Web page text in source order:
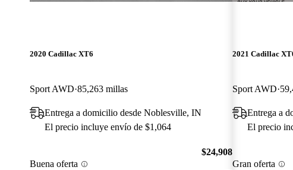
2020 Cadillac XT6
Sport AWD 85,263 millas
Entrega a domicilio desde Noblesville, IN
El precio incluye envío de $1,064
Buena oferta
$24,908
2021 Cadillac
Sport AWD
Entrega a
El precio
Gran oferta